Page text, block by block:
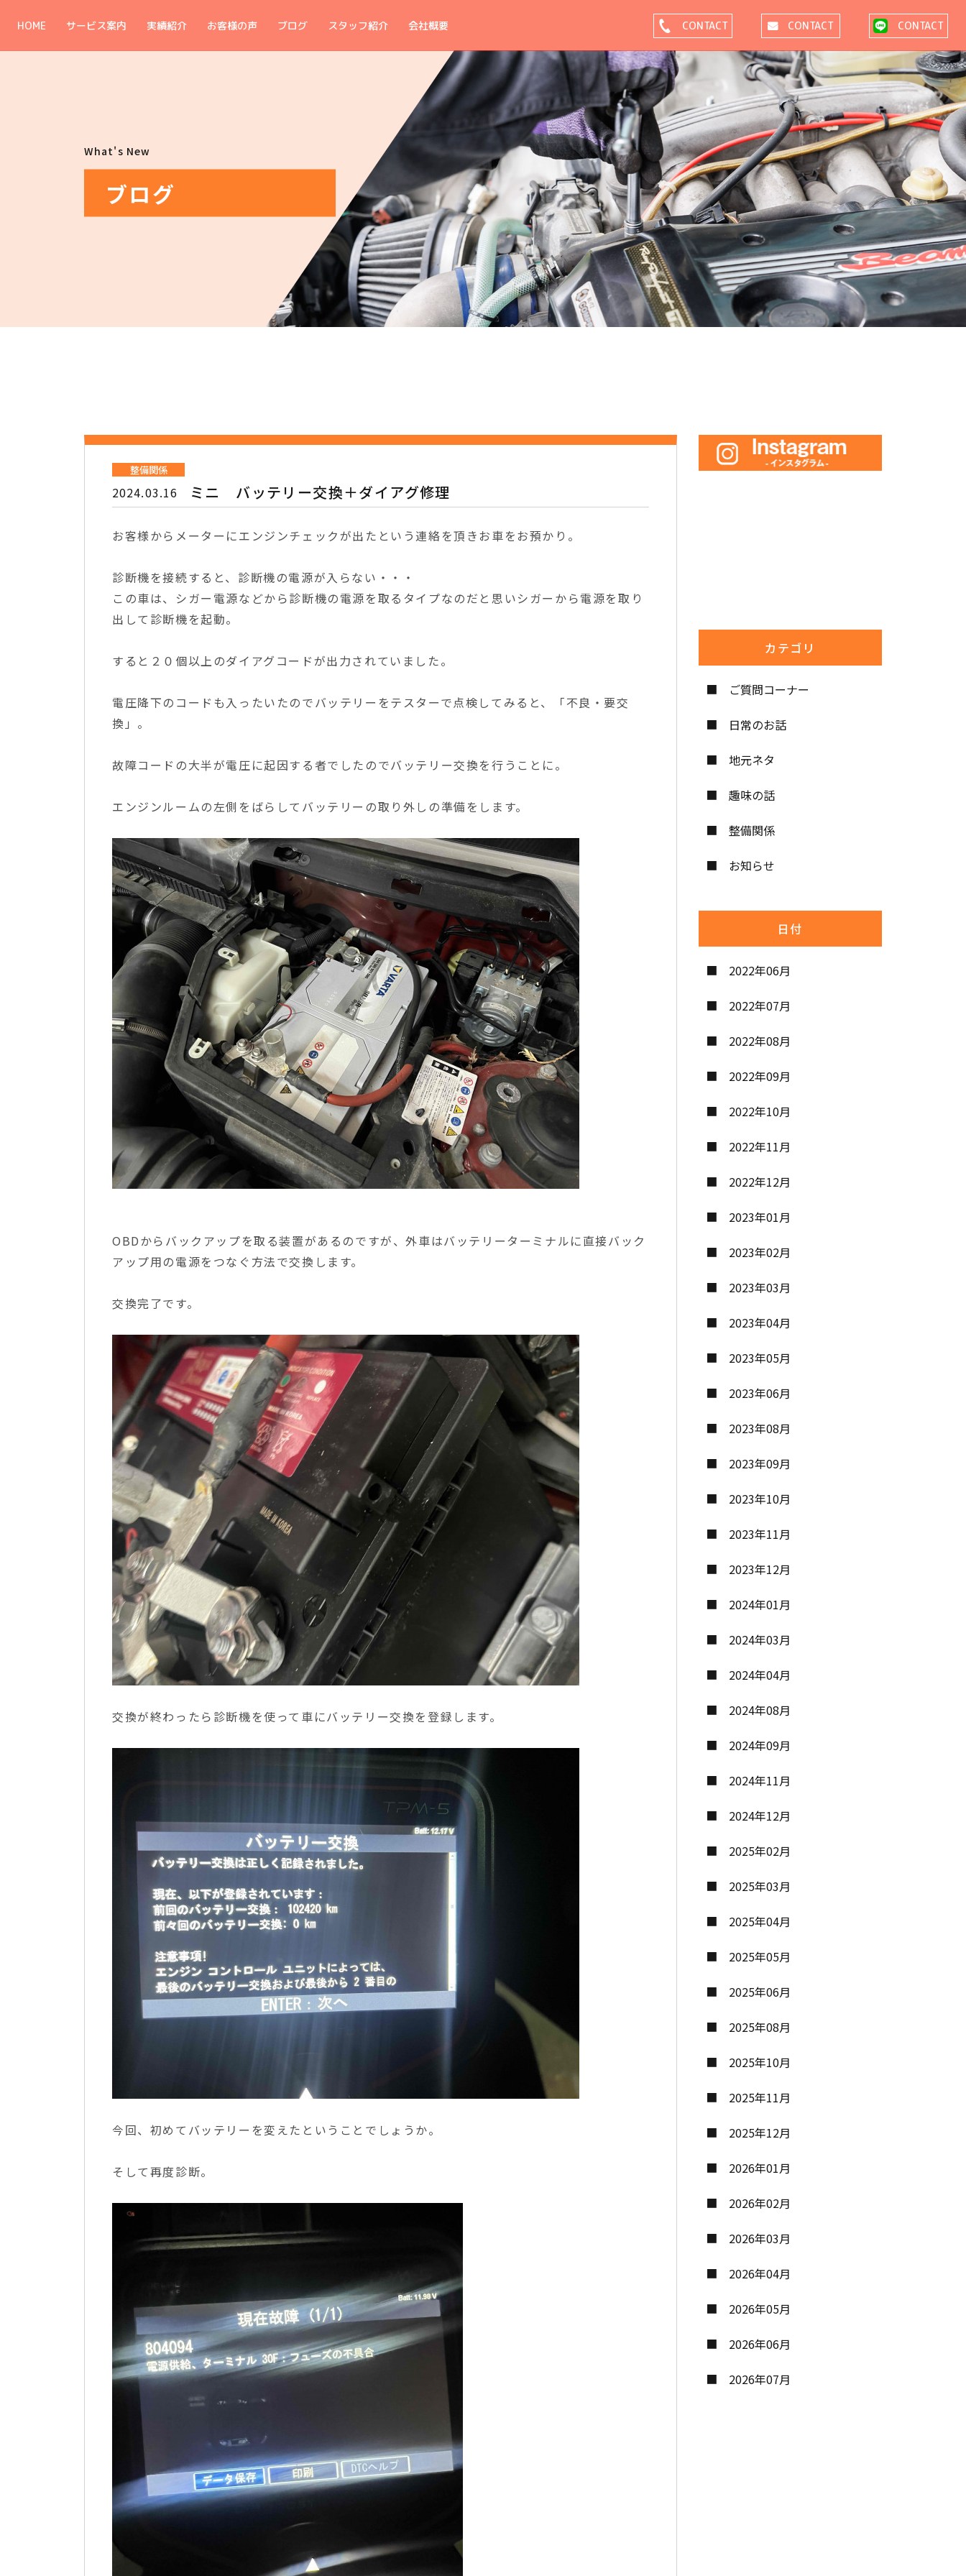
HOME サービス案内 実績紹介 お客様の声 ブログ スタッフ紹介 会社概要 CONTACT CONTACT CONTACT
What's New
ブログ
整備関係
2024.03.16 ミニ バッテリー交換＋ダイアグ修理
お客様からメーターにエンジンチェックが出たという連絡を頂きお車をお預かり。
診断機を接続すると、診断機の電源が入らない・・・
この車は、シガー電源などから診断機の電源を取るタイプなのだと思いシガーから電源を取り
出して診断機を起動。
すると２０個以上のダイアグコードが出力されていました。
電圧降下のコードも入ったいたのでバッテリーをテスターで点検してみると、「不良・要交
換」。
故障コードの大半が電圧に起因する者でしたのでバッテリー交換を行うことに。
エンジンルームの左側をばらしてバッテリーの取り外しの準備をします。
OBDからバックアップを取る装置があるのですが、外車はバッテリーターミナルに直接バック
アップ用の電源をつなぐ方法で交換します。
交換完了です。
交換が終わったら診断機を使って車にバッテリー交換を登録します。
今回、初めてバッテリーを変えたということでしょうか。
そして再度診断。
カテゴリ
ご質問コーナー
日常のお話
地元ネタ
趣味の話
整備関係
お知らせ
日付
2022年06月
2022年07月
2022年08月
2022年09月
2022年10月
2022年11月
2022年12月
2023年01月
2023年02月
2023年03月
2023年04月
2023年05月
2023年06月
2023年08月
2023年09月
2023年10月
2023年11月
2023年12月
2024年01月
2024年03月
2024年04月
2024年08月
2024年09月
2024年11月
2024年12月
2025年02月
2025年03月
2025年04月
2025年05月
2025年06月
2025年08月
2025年10月
2025年11月
2025年12月
2026年01月
2026年02月
2026年03月
2026年04月
2026年05月
2026年06月
2026年07月